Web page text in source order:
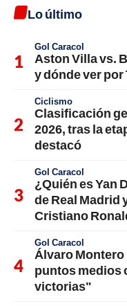
Lo último
Gol Caracol
Aston Villa vs.
y dónde ver
Ciclismo
Clasificación
2026, tras la
destacó
Gol Caracol
¿Quién es Yan
de Real Madrid
Cristiano
Gol Caracol
Álvaro Montero
puntos medios
victorias"